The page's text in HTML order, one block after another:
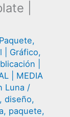
|
,
| Gráfico,
|
| MEDIA
Luna /
, diseño,
, paquete,